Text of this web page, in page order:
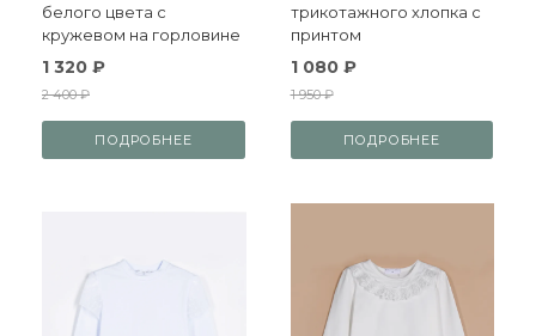
белого цвета с
кружевом на горловине
1 320 ₽
2 400 ₽
ПОДРОБНЕЕ
трикотажного хлопка с
принтом
1 080 ₽
1 950 ₽
ПОДРОБНЕЕ